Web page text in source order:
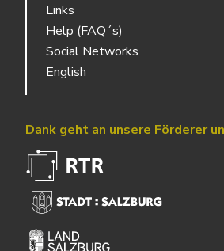
Links
Help (FAQ´s)
Social Networks
English
Dank geht an unsere Förderer